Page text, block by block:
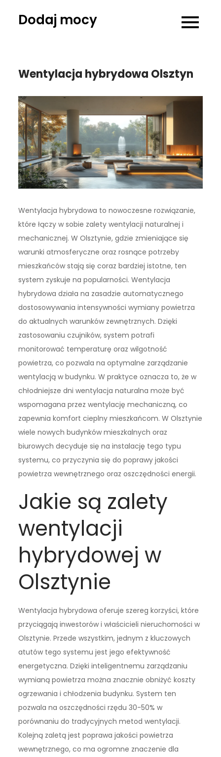
Dodaj mocy
Wentylacja hybrydowa Olsztyn
Wentylacja hybrydowa to nowoczesne rozwiązanie,
które łączy w sobie zalety wentylacji naturalnej i
mechanicznej. W Olsztynie, gdzie zmieniające się
warunki atmosferyczne oraz rosnące potrzeby
mieszkańców stają się coraz bardziej istotne, ten
system zyskuje na popularności. Wentylacja
hybrydowa działa na zasadzie automatycznego
dostosowywania intensywności wymiany powietrza
do aktualnych warunków zewnętrznych. Dzięki
zastosowaniu czujników, system potrafi
monitorować temperaturę oraz wilgotność
powietrza, co pozwala na optymalne zarządzanie
wentylacją w budynku. W praktyce oznacza to, że w
chłodniejsze dni wentylacja naturalna może być
wspomagana przez wentylację mechaniczną, co
zapewnia komfort cieplny mieszkańcom. W Olsztynie
wiele nowych budynków mieszkalnych oraz
biurowych decyduje się na instalację tego typu
systemu, co przyczynia się do poprawy jakości
powietrza wewnętrznego oraz oszczędności energii.
Jakie są zalety
wentylacji
hybrydowej w
Olsztynie
Wentylacja hybrydowa oferuje szereg korzyści, które
przyciągają inwestorów i właścicieli nieruchomości w
Olsztynie. Przede wszystkim, jednym z kluczowych
atutów tego systemu jest jego efektywność
energetyczna. Dzięki inteligentnemu zarządzaniu
wymianą powietrza można znacznie obniżyć koszty
ogrzewania i chłodzenia budynku. System ten
pozwala na oszczędności rzędu 30-50% w
porównaniu do tradycyjnych metod wentylacji.
Kolejną zaletą jest poprawa jakości powietrza
wewnętrznego, co ma ogromne znaczenie dla